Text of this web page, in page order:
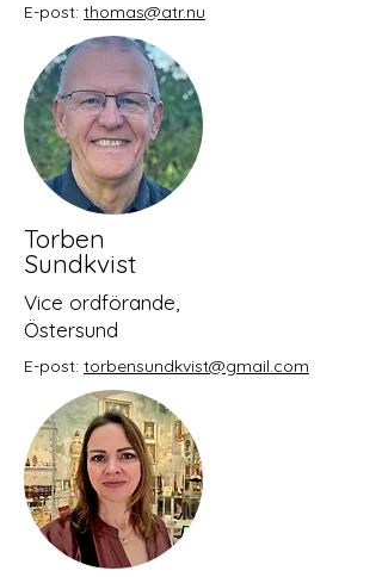
E-post: thomas@atr.nu
Torben
Sundkvist
Vice ordförande,
Östersund
E-post: torbensundkvist@gmail.com